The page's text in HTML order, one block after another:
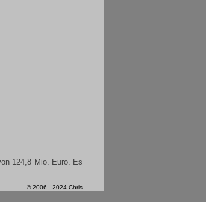
124,8 Mio. Euro. Es
© 2006 - 2024 Chris